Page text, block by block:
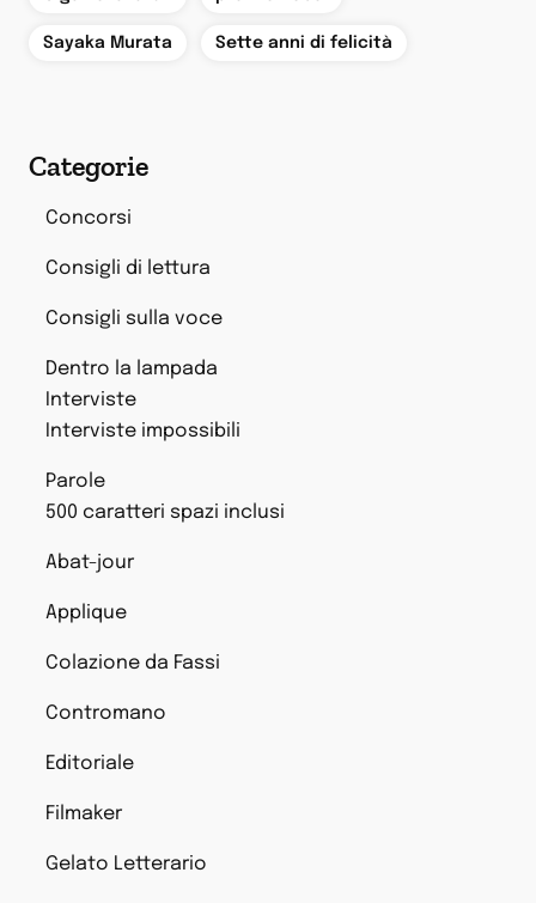
Sayaka Murata Sette anni di felicità
Categorie
Concorsi
Consigli di lettura
Consigli sulla voce
Dentro la lampada
Interviste
Interviste impossibili
Parole
500 caratteri spazi inclusi
Abat-jour
Applique
Colazione da Fassi
Contromano
Editoriale
Filmaker
Gelato Letterario